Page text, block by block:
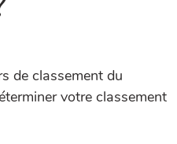
de classement du
votre classement